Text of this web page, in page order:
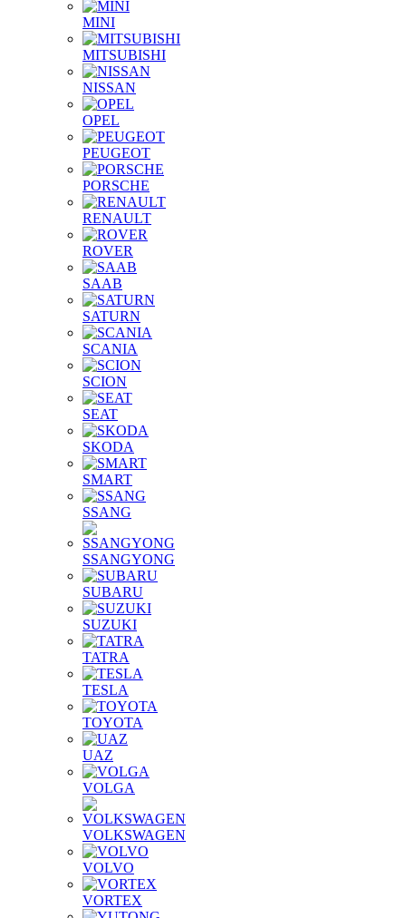
MINI
MITSUBISHI
NISSAN
OPEL
PEUGEOT
PORSCHE
RENAULT
ROVER
SAAB
SATURN
SCANIA
SCION
SEAT
SKODA
SMART
SSANG
SSANGYONG
SUBARU
SUZUKI
TATRA
TESLA
TOYOTA
UAZ
VOLGA
VOLKSWAGEN
VOLVO
VORTEX